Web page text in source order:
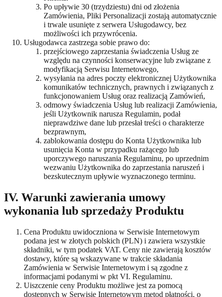
Po upływie 30 (trzydziestu) dni od złożenia
Zamówienia, Pliki Personalizacji zostają automatycznie
i trwale usunięte z serwera Usługodawcy, bez
możliwości ich przywrócenia.
Usługodawca zastrzega sobie prawo do:
przejściowego zaprzestania świadczenia Usług ze
względu na czynności konserwacyjne lub związane z
modyfikacją Serwisu Internetowego,
wysyłania na adres poczty elektronicznej Użytkownika
komunikatów technicznych, prawnych i związanych z
funkcjonowaniem Usług oraz realizacją Zamówień,
odmowy świadczenia Usług lub realizacji Zamówienia,
jeśli Użytkownik narusza Regulamin, podał
nieprawdziwe dane lub przesłał treści o charakterze
bezprawnym,
zablokowania dostępu do Konta Użytkownika lub
usunięcia Konta w przypadku rażącego lub
uporczywego naruszania Regulaminu, po uprzednim
wezwaniu Użytkownika do zaprzestania naruszeń i
bezskutecznym upływie wyznaczonego terminu.
IV. Warunki zawierania umowy
wykonania lub sprzedaży Produktu
Cena Produktu uwidoczniona w Serwisie Internetowym
podana jest w złotych polskich (PLN) i zawiera wszystkie
składniki, w tym podatek VAT. Ceny nie zawierają kosztów
dostawy, które są wskazywane w trakcie składania
Zamówienia w Serwisie Internetowym i są zgodne z
informacjami podanymi w pkt VI. Regulaminu.
Uiszczenie ceny Produktu możliwe jest za pomocą
dostępnych w Serwisie Internetowym metod płatności, o